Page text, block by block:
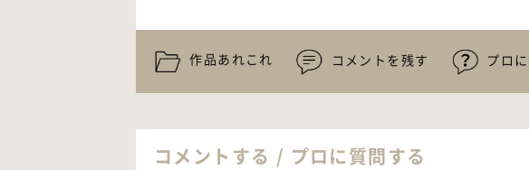
作品あれこれ コメントを残す プロ
コメントする / プロに質問する